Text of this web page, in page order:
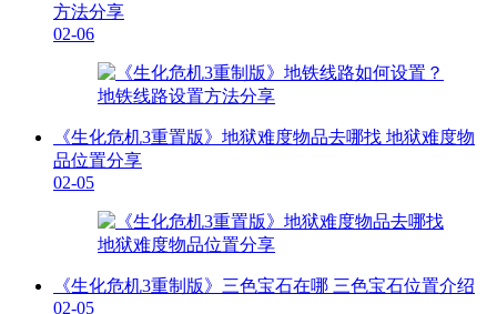
方法分享
02-06
《生化危机3重置版》地狱难度物品去哪找 地狱难度物
品位置分享
02-05
《生化危机3重制版》三色宝石在哪 三色宝石位置介绍
02-05